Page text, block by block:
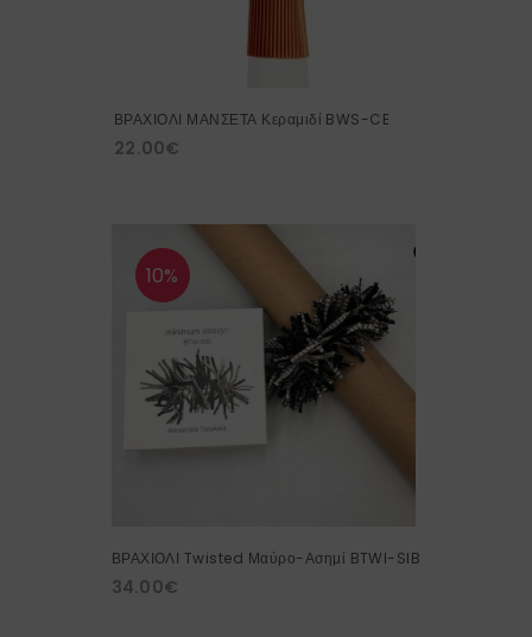
ΒΡΑΧΙΟΛΙ ΜΑΝΣΕΤΑ Κεραμιδί BWS-CE
22.00€
10%
ΒΡΑΧΙΟΛΙ Twisted Μαύρο-Ασημί BTWI-SIB
34.00€